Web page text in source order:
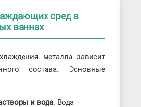
сред в
ваннах
металла зависит
состава. Основные
и вода. Вода –